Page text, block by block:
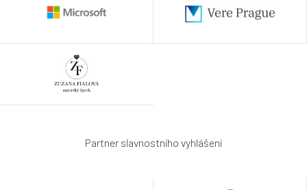
Partner slavnostního vyhlášení